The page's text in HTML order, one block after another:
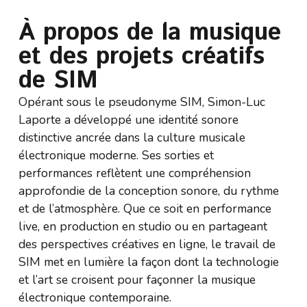
À propos de la musique
et des projets créatifs
de SIM
Opérant sous le pseudonyme SIM, Simon-Luc
Laporte a développé une identité sonore
distinctive ancrée dans la culture musicale
électronique moderne. Ses sorties et
performances reflètent une compréhension
approfondie de la conception sonore, du rythme
et de l’atmosphère. Que ce soit en performance
live, en production en studio ou en partageant
des perspectives créatives en ligne, le travail de
SIM met en lumière la façon dont la technologie
et l’art se croisent pour façonner la musique
électronique contemporaine.